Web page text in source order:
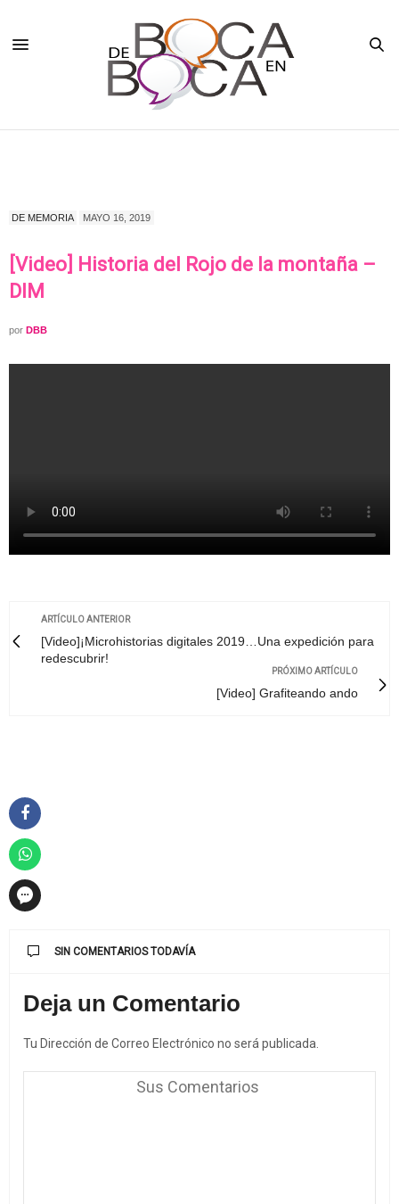
DE MEMORIA MAYO 16, 2019
[Video] Historia del Rojo de la montaña –
DIM
por DBB
ARTÍCULO ANTERIOR
[Video]¡Microhistorias digitales 2019…Una expedición para
redescubrir!
PRÓXIMO ARTÍCULO
[Video] Grafiteando ando
SIN COMENTARIOS TODAVÍA
Deja un Comentario
Tu Dirección de Correo Electrónico no será publicada.